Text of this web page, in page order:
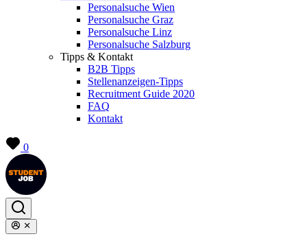
Personalsuche Wien
Personalsuche Graz
Personalsuche Linz
Personalsuche Salzburg
Tipps & Kontakt
B2B Tipps
Stellenanzeigen-Tipps
Recruitment Guide 2020
FAQ
Kontakt
0